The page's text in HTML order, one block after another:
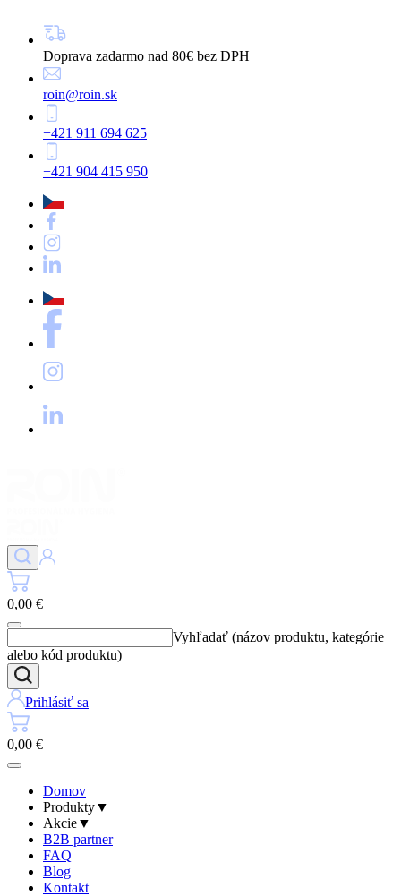
Doprava zadarmo nad 80€ bez DPH
roin@roin.sk
+421 911 694 625
+421 904 415 950
0,00 €
Vyhľadať (názov produktu, kategórie
alebo kód produktu)
Prihlásiť sa
0,00 €
Domov
Produkty▼
Akcie▼
B2B partner
FAQ
Blog
Kontakt